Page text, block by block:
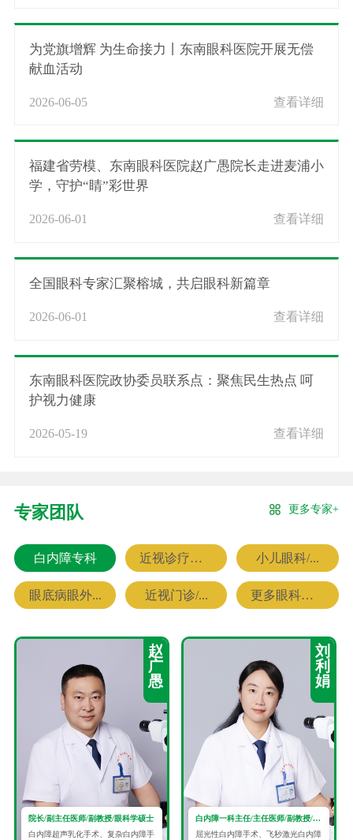
为党旗增辉 为生命接力丨东南眼科医院开展无偿
献血活动
2026-06-05 查看详细
福建省劳模、东南眼科医院赵广愚院长走进麦浦小
学，守护“睛”彩世界
2026-06-01 查看详细
全国眼科专家汇聚榕城，共启眼科新篇章
2026-06-01 查看详细
东南眼科医院政协委员联系点：聚焦民生热点 呵
护视力健康
2026-05-19 查看详细
专家团队 更多专家+
白内障专科 近视诊疗专科 小儿眼科/...
眼底病眼外... 近视门诊/... 更多眼科专家
赵
广
愚
院长/副主任医师/副教授/眼科学硕士
白内障超声乳化手术、复杂白内障手
刘
利
娟
白内障一科主任/主任医师/副教授/眼科学硕士
屈光性白内障手术、飞秒激光白内障